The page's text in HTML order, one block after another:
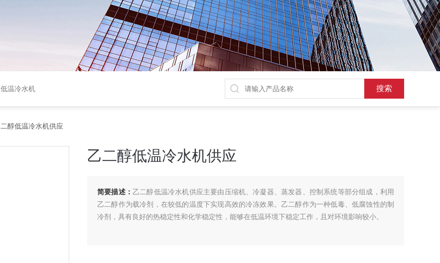
温冷水机
醇低温冷水机供应
乙二醇低温冷水机供应
简要描述： 乙二醇低温冷水机供应主要由压缩机、冷凝器、蒸发器、控制系统等部分组成，利用
乙二醇作为载冷剂，在较低的温度下实现高效的冷冻效果。乙二醇作为一种低毒、低腐蚀性的制
冷剂，具有良好的热稳定性和化学稳定性，能够在低温环境下稳定工作，且对环境影响较小。